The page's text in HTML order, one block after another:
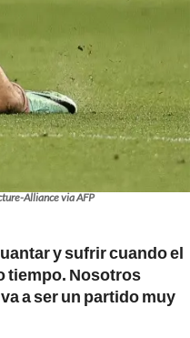
Alliance via AFP
y sufrir cuando el
tiempo. Nosotros
a ser un partido muy